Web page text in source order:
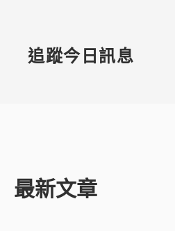
追蹤今日訊息
最新文章